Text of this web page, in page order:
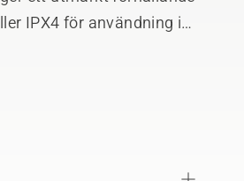
IPX4 för användning i